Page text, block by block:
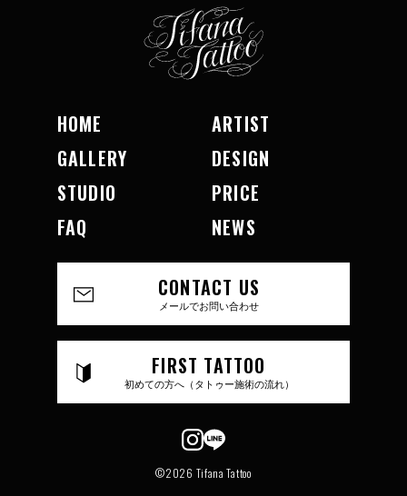
HOME
ARTIST
GALLERY
DESIGN
STUDIO
PRICE
FAQ
NEWS
CONTACT US
メールでお問い合わせ
FIRST TATTOO
初めての方へ（タトゥー施術の流れ）
©2026 Tifana Tattoo